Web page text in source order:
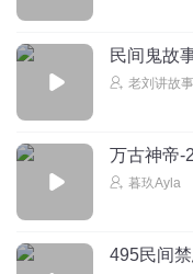
民间鬼故
老刘讲故
万古神帝-
暮玖Ayla
495民间